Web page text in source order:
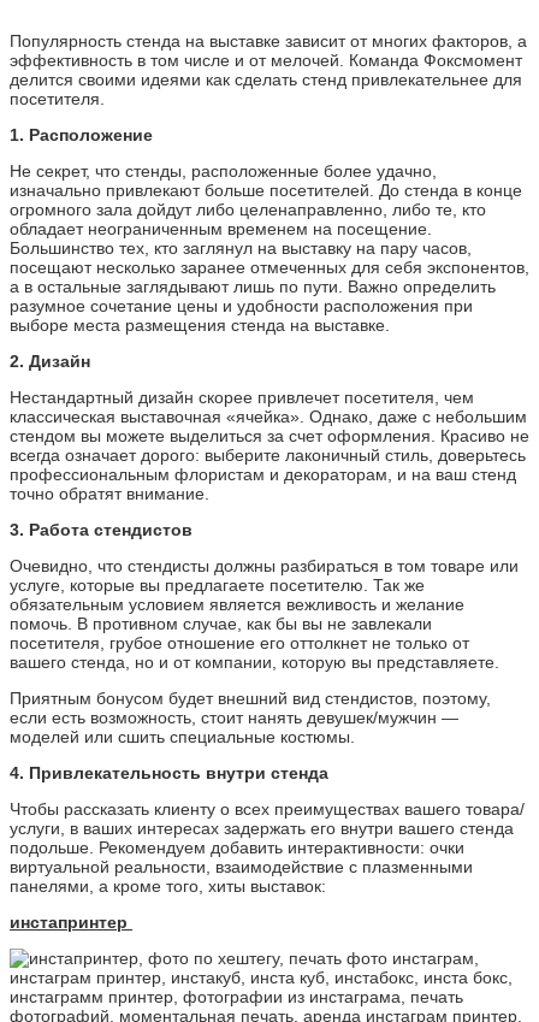
Популярность стенда на выставке зависит от многих факторов, а
эффективность в том числе и от мелочей. Команда Фоксмомент
делится своими идеями как сделать стенд привлекательнее для
посетителя.
1. Расположение
Не секрет, что стенды, расположенные более удачно,
изначально привлекают больше посетителей. До стенда в конце
огромного зала дойдут либо целенаправленно, либо те, кто
обладает неограниченным временем на посещение.
Большинство тех, кто заглянул на выставку на пару часов,
посещают несколько заранее отмеченных для себя экспонентов,
а в остальные заглядывают лишь по пути. Важно определить
разумное сочетание цены и удобности расположения при
выборе места размещения стенда на выставке.
2. Дизайн
Нестандартный дизайн скорее привлечет посетителя, чем
классическая выставочная «ячейка». Однако, даже с небольшим
стендом вы можете выделиться за счет оформления. Красиво не
всегда означает дорого: выберите лаконичный стиль, доверьтесь
профессиональным флористам и декораторам, и на ваш стенд
точно обратят внимание.
3. Работа стендистов
Очевидно, что стендисты должны разбираться в том товаре или
услуге, которые вы предлагаете посетителю. Так же
обязательным условием является вежливость и желание
помочь. В противном случае, как бы вы не завлекали
посетителя, грубое отношение его оттолкнет не только от
вашего стенда, но и от компании, которую вы представляете.
Приятным бонусом будет внешний вид стендистов, поэтому,
если есть возможность, стоит нанять девушек/мужчин —
моделей или сшить специальные костюмы.
4. Привлекательность внутри стенда
Чтобы рассказать клиенту о всех преимуществах вашего товара/
услуги, в ваших интересах задержать его внутри вашего стенда
подольше. Рекомендуем добавить интерактивности: очки
виртуальной реальности, взаимодействие с плазменными
панелями, а кроме того, хиты выставок:
инстапринтер